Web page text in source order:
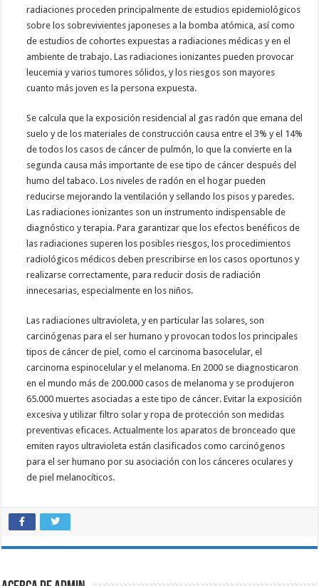
radiaciones proceden principalmente de estudios epidemiológicos
sobre los sobrevivientes japoneses a la bomba atómica, así como
de estudios de cohortes expuestas a radiaciones médicas y en el
ambiente de trabajo. Las radiaciones ionizantes pueden provocar
leucemia y varios tumores sólidos, y los riesgos son mayores
cuanto más joven es la persona expuesta.
Se calcula que la exposición residencial al gas radón que emana del
suelo y de los materiales de construcción causa entre el 3% y el 14%
de todos los casos de cáncer de pulmón, lo que la convierte en la
segunda causa más importante de ese tipo de cáncer después del
humo del tabaco. Los niveles de radón en el hogar pueden
reducirse mejorando la ventilación y sellando los pisos y paredes.
Las radiaciones ionizantes son un instrumento indispensable de
diagnóstico y terapia. Para garantizar que los efectos benéficos de
las radiaciones superen los posibles riesgos, los procedimientos
radiológicos médicos deben prescribirse en los casos oportunos y
realizarse correctamente, para reducir dosis de radiación
innecesarias, especialmente en los niños.
Las radiaciones ultravioleta, y en particular las solares, son
carcinógenas para el ser humano y provocan todos los principales
tipos de cáncer de piel, como el carcinoma basocelular, el
carcinoma espinocelular y el melanoma. En 2000 se diagnosticaron
en el mundo más de 200.000 casos de melanoma y se produjeron
65.000 muertes asociadas a este tipo de cáncer. Evitar la exposición
excesiva y utilizar filtro solar y ropa de protección son medidas
preventivas eficaces. Actualmente los aparatos de bronceado que
emiten rayos ultravioleta están clasificados como carcinógenos
para el ser humano por su asociación con los cánceres oculares y
de piel melanocíticos.